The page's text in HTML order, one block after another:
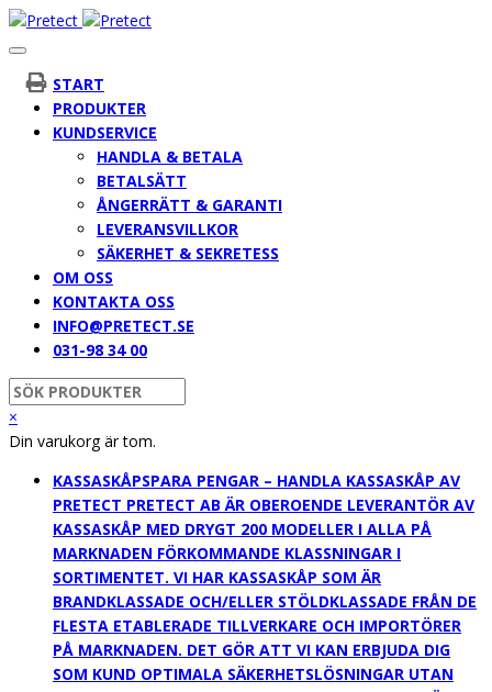
START
PRODUKTER
KUNDSERVICE
HANDLA & BETALA
BETALSÄTT
ÅNGERRÄTT & GARANTI
LEVERANSVILLKOR
SÄKERHET & SEKRETESS
OM OSS
KONTAKTA OSS
INFO@PRETECT.SE
031-98 34 00
×
Din varukorg är tom.
KASSASKÅPSPARA PENGAR – HANDLA KASSASKÅP AV
PRETECT PRETECT AB ÄR OBEROENDE LEVERANTÖR AV
KASSASKÅP MED DRYGT 200 MODELLER I ALLA PÅ
MARKNADEN FÖRKOMMANDE KLASSNINGAR I
SORTIMENTET. VI HAR KASSASKÅP SOM ÄR
BRANDKLASSADE OCH/ELLER STÖLDKLASSADE FRÅN DE
FLESTA ETABLERADE TILLVERKARE OCH IMPORTÖRER
PÅ MARKNADEN. DET GÖR ATT VI KAN ERBJUDA DIG
SOM KUND OPTIMALA SÄKERHETSLÖSNINGAR UTAN